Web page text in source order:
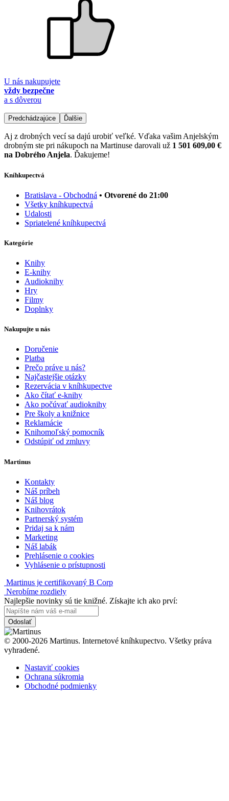
U nás nakupujete
vždy bezpečne
a s dôverou
Predchádzajúce Ďalšie
Aj z drobných vecí sa dajú urobiť veľké. Vďaka vašim Anjelským
drobným ste pri nákupoch na Martinuse darovali už 1 501 609,00 €
na Dobrého Anjela. Ďakujeme!
Kníhkupectvá
Bratislava - Obchodná • Otvorené do 21:00
Všetky kníhkupectvá
Udalosti
Spriatelené kníhkupectvá
Kategórie
Knihy
E-knihy
Audioknihy
Hry
Filmy
Doplnky
Nakupujte u nás
Doručenie
Platba
Prečo práve u nás?
Najčastejšie otázky
Rezervácia v kníhkupectve
Ako čítať e-knihy
Ako počúvať audioknihy
Pre školy a knižnice
Reklamácie
Knihomoľský pomocník
Odstúpiť od zmluvy
Martinus
Kontakty
Náš príbeh
Náš blog
Knihovrátok
Partnerský systém
Pridaj sa k nám
Marketing
Náš labák
Prehlásenie o cookies
Vyhlásenie o prístupnosti
Martinus je certifikovaný B Corp
Nerobíme rozdiely
Najlepšie novinky sú tie knižné. Získajte ich ako prví:
Odoslať
© 2000-2026 Martinus. Internetové kníhkupectvo. Všetky práva
vyhradené.
Nastaviť cookies
Ochrana súkromia
Obchodné podmienky